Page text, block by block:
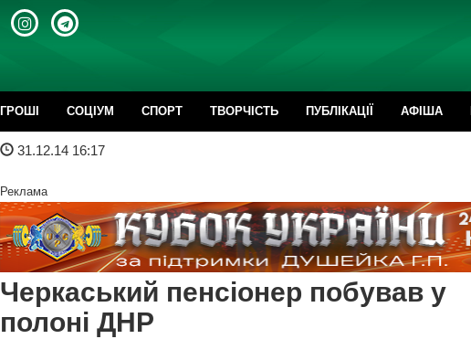
ГРОШІ CОЦІУМ СПОРТ ТВОРЧІСТЬ ПУБЛІКАЦІЇ АФІША
31.12.14 16:17
Реклама
Черкаський пенсіонер побував у
полоні ДНР